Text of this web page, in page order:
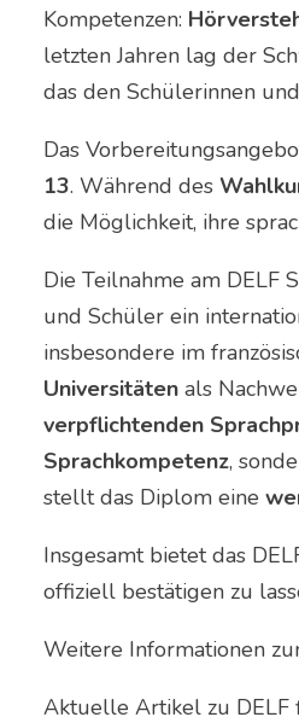
Kompetenzen:
letzten Jahren lag der
das den Schülerinnen
Das
13. Während des
die Möglichkeit, ihre
Die Teilnahme am DELF
und Schüler ein
insbesondere im
Universitätenals
verpflichtenden
Sprachkompetenz,
stellt das Diplom eine
Insgesamt bietet das
offiziell bestätigen zu
Weitere Informationen
Aktuelle Artikel zu DELF